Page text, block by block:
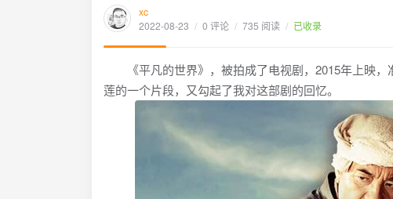
xc
2022-08-23 / 0 评论 / 735 阅读 / 已收录
《平凡的世界》，被拍成了电视剧，2015年上映，
莲的一个片段，又勾起了我对这部剧的回忆。